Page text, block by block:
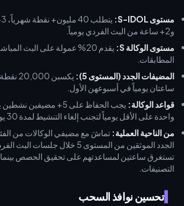
مستوى S-IDOL:
و2+ ساعة من البث الفردي يومياً.
مستوى الوكالة S:
المطابقات.
المضيفات الجدد (المستوى 5):
يكسبن
ساعتان يومياً في أسبوعهن الأول.
قواعد الوكالة:
يجب الحفاظ على 5+
واحدة على الأقل يومياً لتجنب إلغاء التنشيط لمدة 30 يوماً.
من الناحية العملية:
الجدد الموثقين من المستوى 5 خلال
تستغرق ساعتين لمساعدتهم على تحقيق الحصص
التصنيفات.
تحسين نوافذ السحب